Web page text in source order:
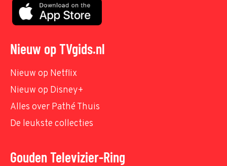
Nieuw op TVgids.nl
Nieuw op Netflix
Nieuw op Disney+
Alles over Pathé Thuis
De leukste collecties
Gouden Televizier-Ring